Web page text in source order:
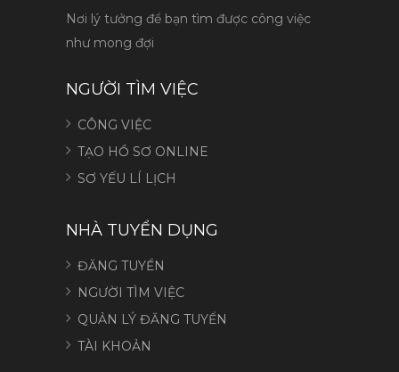
Nơi lý tưởng để bạn tìm được công việc
như mong đợi
NGƯỜI TÌM VIỆC
CÔNG VIỆC
TẠO HỒ SƠ ONLINE
SƠ YẾU LÍ LỊCH
NHÀ TUYỂN DỤNG
ĐĂNG TUYỂN
NGƯỜI TÌM VIỆC
QUẢN LÝ ĐĂNG TUYỂN
TÀI KHOẢN